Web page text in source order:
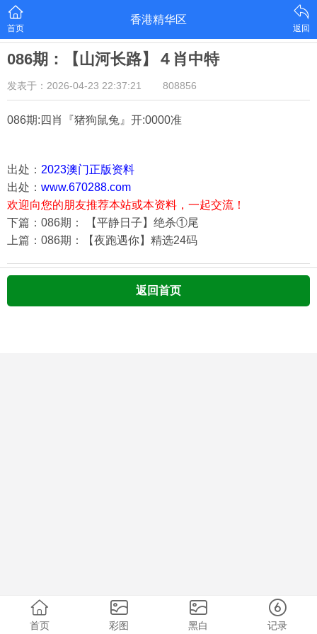
首页
香港精华区
返回
086期：【山河长路】４肖中特
发表于：2026-04-23 22:37:21 808856
086期:四肖『猪狗鼠兔 』开:0000准
出处： 2023澳门正版资料
出处： www.670288.com
欢迎向您的朋友推荐本站或本资料，一起交流！
下篇：086期： 【平静日子】绝杀①尾
上篇：086期：【夜跑遇你】精选24码
返回首页
首页 彩图 黑白 记录